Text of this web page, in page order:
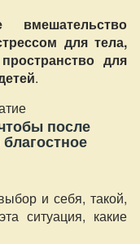
вмешательство
для тела,
для
.
после
и себя, такой,
ситуация, какие